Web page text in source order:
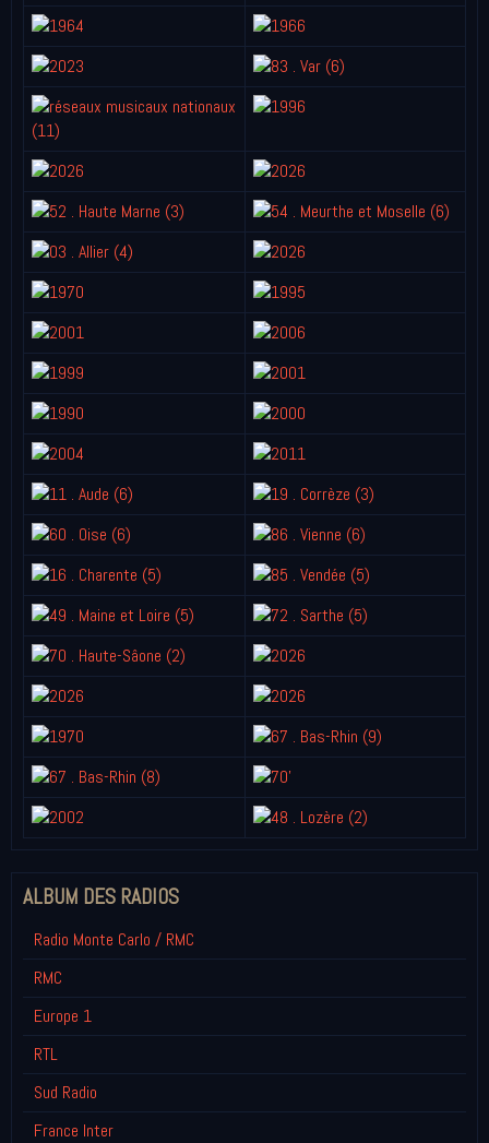
ALBUM DES RADIOS
Radio Monte Carlo / RMC
RMC
Europe 1
RTL
Sud Radio
France Inter